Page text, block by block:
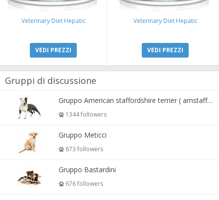
Veterinary Diet Hepatic
VEDI PREZZI
Veterinary Diet Hepatic
VEDI PREZZI
Gruppi di discussione
Gruppo American staffordshire terrier ( amstaff, amastaff )
1344 followers
Gruppo Meticci
873 followers
Gruppo Bastardini
676 followers